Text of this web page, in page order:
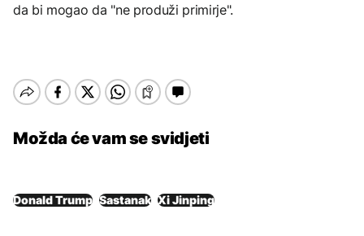
da bi mogao da "ne produži primirje".
Možda će vam se svidjeti
Donald Trump Sastanak Xi Jinping